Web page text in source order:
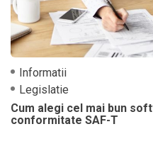
Informatii
Legislatie
Cum alegi cel mai bun
conformitate SAF-T